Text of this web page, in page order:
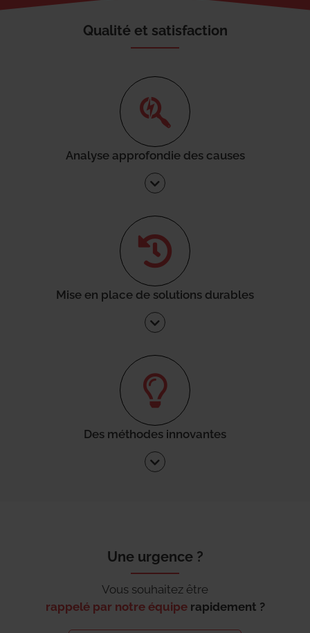
Qualité et satisfaction
Analyse approfondie des causes
Mise en place de solutions durables
Des méthodes innovantes
Une urgence ?
Vous souhaitez être
rappelé par notre équipe rapidement ?